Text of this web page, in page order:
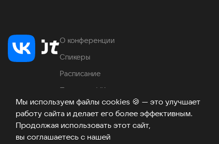
Мы используем файлы cookies 🍪 — это улучшает
работу сайта и делает его более эффективным.
Продолжая использовать этот сайт,
вы соглашаетесь с нашей
О конференции
Спикеры
Расписание
Продукты VK
Место проведения
Часто задаваемые вопросы